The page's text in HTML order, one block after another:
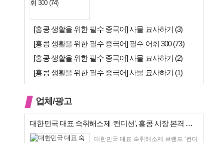
[홍콩 생활을 위한 필수 중국어] 사물 묘사하기 (3)
[홍콩 생활을 위한 필수 중국어] 필수 어휘 300 (73)
[홍콩 생활을 위한 필수 중국어] 사물 묘사하기 (2)
[홍콩 생활을 위한 필수 중국어] 사물 묘사하기 (1)
업체/광고
대한민국 대표 숙취해소제 ‘컨디션’, 홍콩 시장 본격 상륙… 왓슨스 입점…
대한민국 대표 숙취해소제 브랜드 ‘컨디